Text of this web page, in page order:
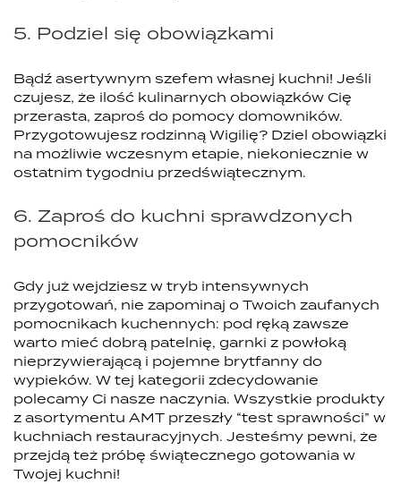
5. Podziel się obowiązkami
Bądź asertywnym szefem własnej kuchni! Jeśli
czujesz, że ilość kulinarnych obowiązków Cię
przerasta, zaproś do pomocy domowników.
Przygotowujesz rodzinną Wigilię? Dziel obowiązki
na możliwie wczesnym etapie, niekoniecznie w
ostatnim tygodniu przedświątecznym.
6. Zaproś do kuchni sprawdzonych
pomocników
Gdy już wejdziesz w tryb intensywnych
przygotowań, nie zapominaj o Twoich zaufanych
pomocnikach kuchennych: pod ręką zawsze
warto mieć dobrą patelnię, garnki z powłoką
nieprzywierającą i pojemne brytfanny do
wypieków. W tej kategorii zdecydowanie
polecamy Ci nasze naczynia. Wszystkie produkty
z asortymentu AMT przeszły “test sprawności” w
kuchniach restauracyjnych. Jesteśmy pewni, że
przejdą też próbę świątecznego gotowania w
Twojej kuchni!